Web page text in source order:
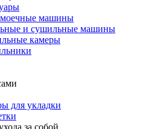
машины
и сушильные машины
камеры
для укладки
за собой